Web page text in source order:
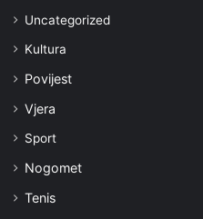
Uncategorized
Kultura
Povijest
Vjera
Sport
Nogomet
Tenis